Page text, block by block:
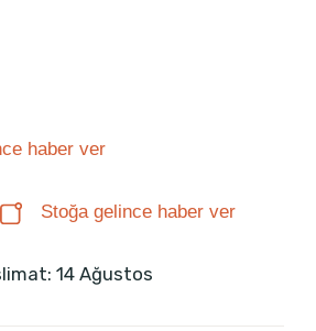
haber ver
Stoğa gelince haber ver
14 Ağustos